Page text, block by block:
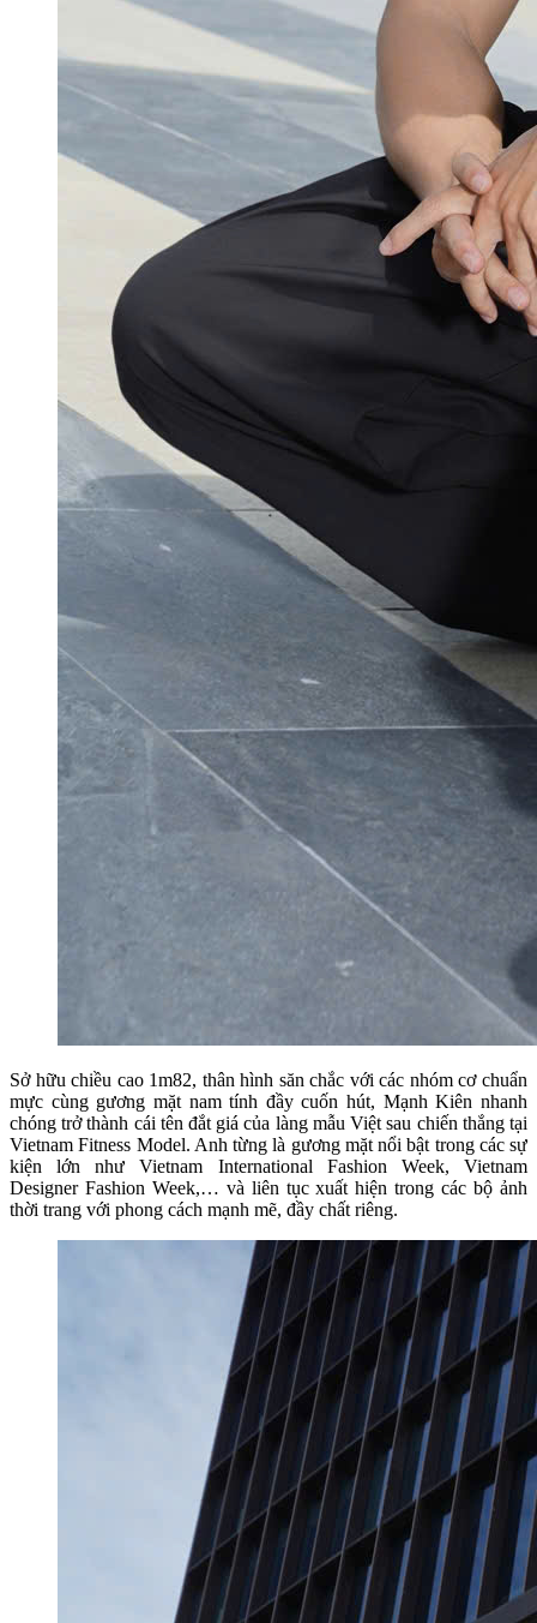
Sở hữu chiều cao 1m82, thân hình săn chắc với các nhóm cơ chuẩn
mực cùng gương mặt nam tính đầy cuốn hút, Mạnh Kiên nhanh
chóng trở thành cái tên đắt giá của làng mẫu Việt sau chiến thắng tại
Vietnam Fitness Model. Anh từng là gương mặt nổi bật trong các sự
kiện lớn như Vietnam International Fashion Week, Vietnam
Designer Fashion Week,… và liên tục xuất hiện trong các bộ ảnh
thời trang với phong cách mạnh mẽ, đầy chất riêng.